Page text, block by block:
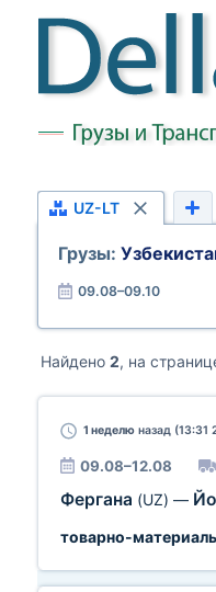
UZ-LT
Грузы:
09.08–09.10
Найдено 2, на
1 неделю назад (13:31
09.08–12.08
Фергана (UZ) —
товарно-